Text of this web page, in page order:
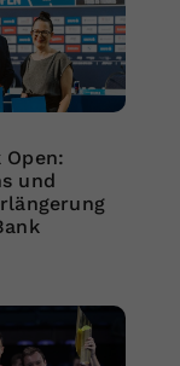
Open:
und